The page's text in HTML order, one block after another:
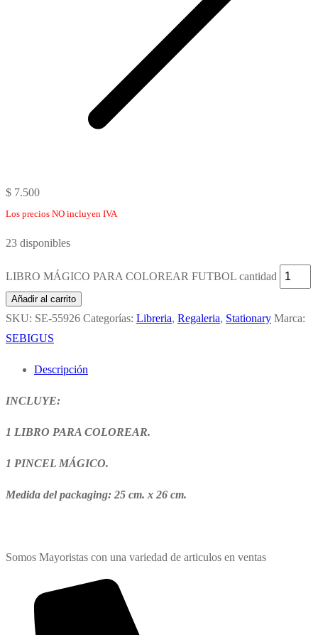
$ 7.500
Los precios NO incluyen IVA
23 disponibles
LIBRO MÁGICO PARA COLOREAR FUTBOL cantidad
Añadir al carrito
SKU: SE-55926 Categorías: Libreria, Regaleria, Stationary Marca:
SEBIGUS
Descripción
INCLUYE:
1 LIBRO PARA COLOREAR.
1 PINCEL MÁGICO.
Medida del packaging: 25 cm. x 26 cm.
Somos Mayoristas con una variedad de articulos en ventas